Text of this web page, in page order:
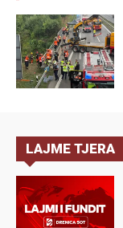
LAJME TJERA